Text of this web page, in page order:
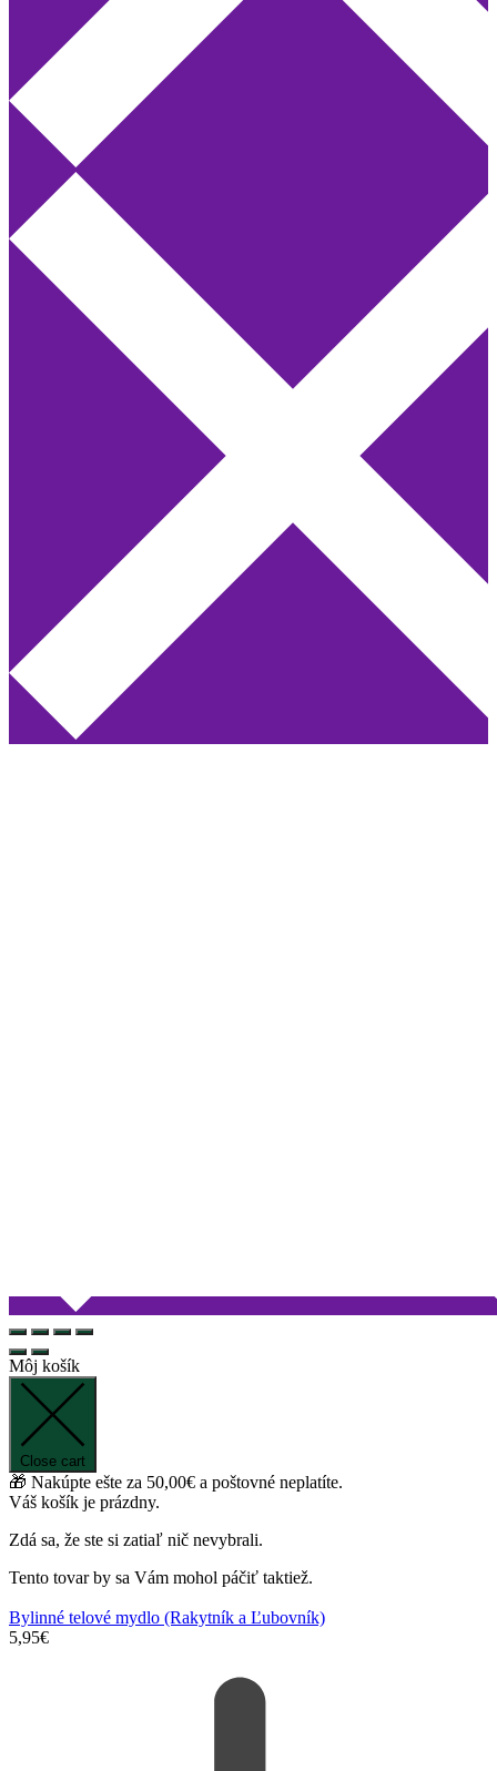
Môj košík
Close cart
🎁 Nakúpte ešte za 50,00€ a poštovné neplatíte.
Váš košík je prázdny.
Zdá sa, že ste si zatiaľ nič nevybrali.
Tento tovar by sa Vám mohol páčiť taktiež.
Bylinné telové mydlo (Rakytník a Ľubovník)
5,95€